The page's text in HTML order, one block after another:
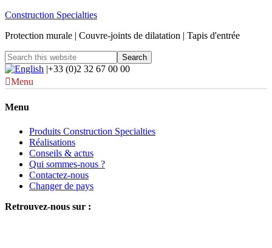
Construction Specialties
Protection murale | Couvre-joints de dilatation | Tapis d'entrée
|+33 (0)2 32 67 00 00
Menu
Menu
Produits Construction Specialties
Réalisations
Conseils & actus
Qui sommes-nous ?
Contactez-nous
Changer de pays
Retrouvez-nous sur :